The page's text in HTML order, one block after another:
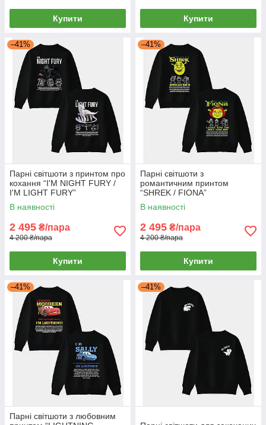
Купити Купити
–41%
Парні світшоти з принтом про
кохання “I'M NIGHT FURY /
I'M LIGHT FURY”
В наявності
2 495 ₴/пара
4 200 ₴/пара
Купити
–41%
Парні світшоти з
романтичним принтом
“SHREK / FIONA”
В наявності
2 495 ₴/пара
4 200 ₴/пара
Купити
–41%
Парні світшоти з любовним
–41%